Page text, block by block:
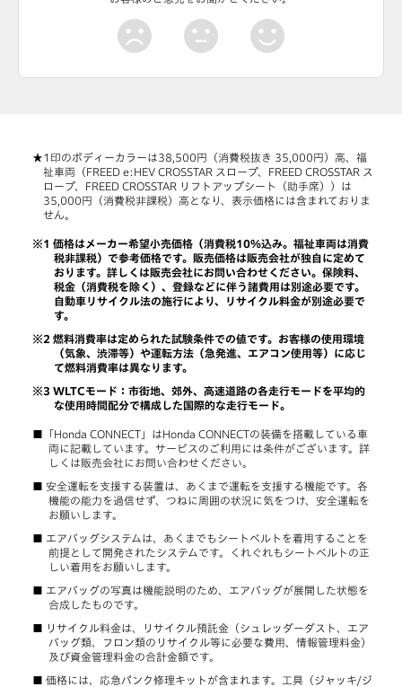
印のボディーカラーは38,500円（消費税抜き 35,000円）高、福
祉車両（FREED e:HEV CROSSTAR スロープ、FREED CROSSTAR ス
ロープ、FREED CROSSTAR リフトアップシート（助手席））は
35,000円（消費税非課税）高となり、表示価格には含まれておりま
せん。
価格はメーカー希望小売価格（消費税10％込み。福祉車両は消費
税非課税）で参考価格です。販売価格は販売会社が独自に定めて
おります。詳しくは販売会社にお問い合わせください。保険料、
税金（消費税を除く）、登録などに伴う諸費用は別途必要です。
自動車リサイクル法の施行により、リサイクル料金が別途必要で
す。
燃料消費率は定められた試験条件での値です。お客様の使用環境
（気象、渋滞等）や運転方法（急発進、エアコン使用等）に応じ
て燃料消費率は異なります。
WLTCモード：市街地、郊外、高速道路の各走行モードを平均的
な使用時間配分で構成した国際的な走行モード。
「Honda CONNECT」はHonda CONNECTの装備を搭載している車
両に記載しています。サービスのご利用には条件がございます。詳
しくは販売会社にお問い合わせください。
安全運転を支援する装置は、あくまで運転を支援する機能です。各
機能の能力を過信せず、つねに周囲の状況に気をつけ、安全運転を
お願いします。
エアバッグシステムは、あくまでもシートベルトを着用することを
前提として開発されたシステムです。くれぐれもシートベルトの正
しい着用をお願いします。
エアバッグの写真は機能説明のため、エアバッグが展開した状態を
合成したものです。
リサイクル料金は、リサイクル預託金（シュレッダーダスト、エア
バッグ類、フロン類のリサイクル等に必要な費用、情報管理料金）
及び資金管理料金の合計金額です。
価格には、応急パンク修理キットが含まれます。工具（ジャッキ/ジ